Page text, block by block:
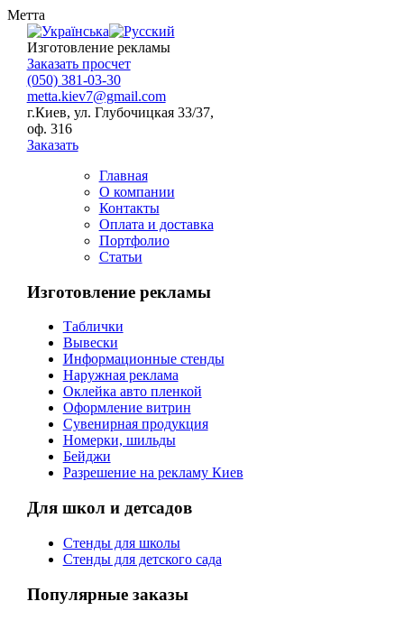
Метта
Изготовление рекламы
Заказать просчет
(050) 381-03-30
metta.kiev7@gmail.com
г.Киев, ул. Глубочицкая 33/37,
оф. 316
Заказать
Главная
О компании
Контакты
Оплата и доставка
Портфолио
Статьи
Изготовление рекламы
Таблички
Вывески
Информационные стенды
Наружная реклама
Оклейка авто пленкой
Оформление витрин
Сувенирная продукция
Номерки, шильды
Бейджи
Разрешение на рекламу Киев
Для школ и детсадов
Стенды для школы
Стенды для детского сада
Популярные заказы